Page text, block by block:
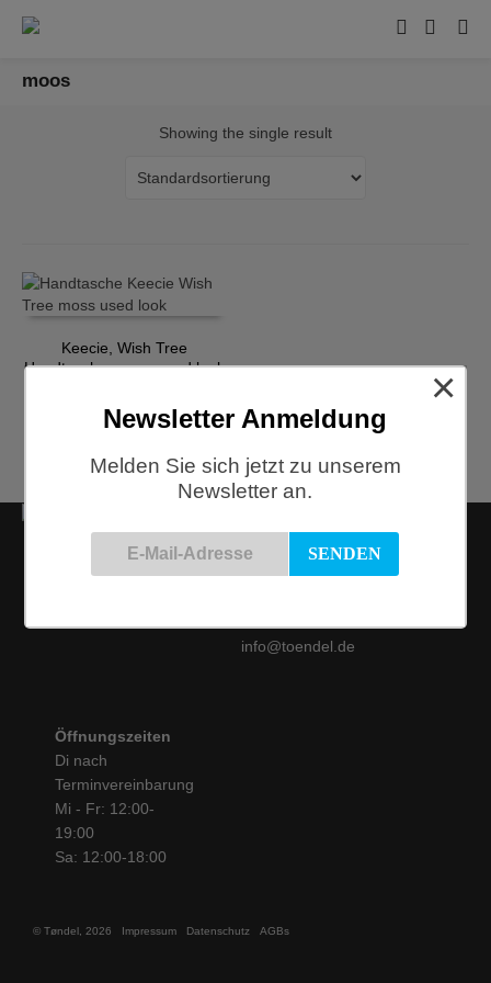
moos
Showing the single result
Keecie, Wish Tree
Handtasche, moss used look
Siemensstraße 9
50825 Köln
info@toendel.de
Öffnungszeiten
Di nach
Terminvereinbarung
Mi - Fr: 12:00-
19:00
Sa: 12:00-18:00
© Tøndel, 2026 Impressum Datenschutz AGBs
Newsletter Anmeldung
Melden Sie sich jetzt zu unserem
Newsletter an.
×